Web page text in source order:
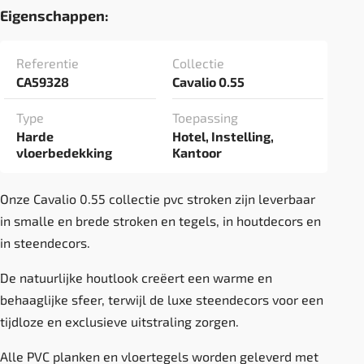
Eigenschappen:
Referentie
CA59328
Collectie
Cavalio 0.55
Type
Harde
vloerbedekking
Toepassing
Hotel, Instelling,
Kantoor
Onze Cavalio 0.55 collectie pvc stroken zijn leverbaar
in smalle en brede stroken en tegels, in houtdecors en
in steendecors.
De natuurlijke houtlook creëert een warme en
behaaglijke sfeer, terwijl de luxe steendecors voor een
tijdloze en exclusieve uitstraling zorgen.
Alle PVC planken en vloertegels worden geleverd met